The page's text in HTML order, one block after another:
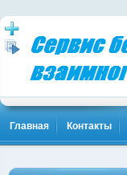
Главная Контакты